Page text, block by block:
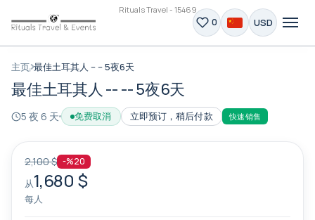
Rituals Travel - 15469
0 USD
主页 最佳土耳其人 -- -- 5夜6天
最佳土耳其人 -- -- 5夜6天
5 夜 6 天 免费取消 立即预订，稍后付款 快速销售
2,100 $ -%20
从1,680 $
每人